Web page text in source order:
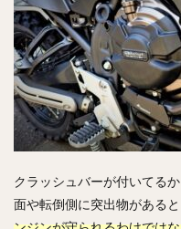
クラッシュバーが付いてる
面や転倒側に突出物があると